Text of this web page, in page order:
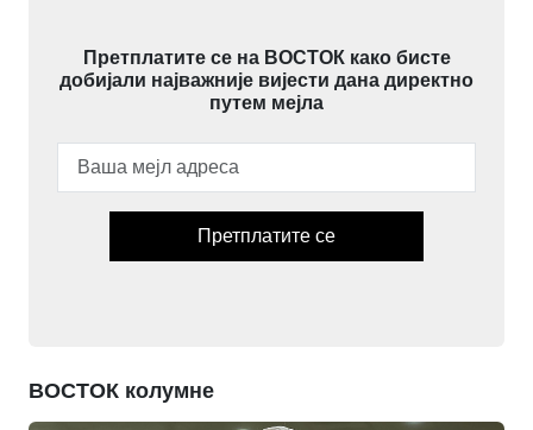
Претплатите се на ВОСТОК како бисте
добијали најважније вијести дана директно
путем мејла
Претплатите се
ВОСТОК колумне